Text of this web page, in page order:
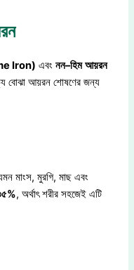
Iron) এবংনন–হিম আয়রন
বোঝা আয়রন শোষণের জন্য
মাংস, মুরগি, মাছ এবং
%, অর্থাৎ শরীর সহজেই এটি